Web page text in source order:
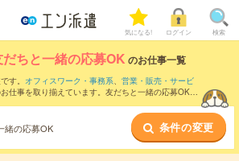
気になる! ログイン 検索
ちと一緒の応募OK のお仕事一覧
す。 オフィスワーク・事務系、 営業・販売・サービ
仕事を取り揃えています。友だちと一緒の応募OKの
緒の応募OK 条件の変更